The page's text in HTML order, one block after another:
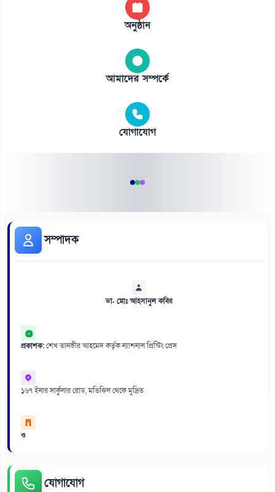
অনুষ্ঠান
আমাদের সম্পর্কে
যোগাযোগ
সম্পাদক
ডা. মোঃ আহসানুল কবির
প্রকাশক:শেখ তানভীর আহমেদ কর্তৃক ন্যাশনাল প্রিন্টিং প্রেস
১৬৭ ইনার সার্কুলার রোড, মতিঝিল থেকে মুদ্রিত
ও
যোগাযোগ